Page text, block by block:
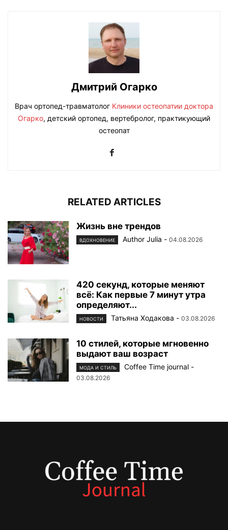
Дмитрий Огарко
Врач ортопед-травматолог Клиники остеопатии доктора
Огарко, детский ортопед, вертебролог, практикующий
остеопат
RELATED ARTICLES
Жизнь вне трендов
ВДОХНОВЕНИЕ Author Julia - 04.08.2026
420 секунд, которые меняют
всё: Как первые 7 минут утра
определяют...
НОВОСТИ Татьяна Ходакова - 03.08.2026
10 стилей, которые мгновенно
выдают ваш возраст
МОДА И СТИЛЬ Coffee Time journal -
03.08.2026